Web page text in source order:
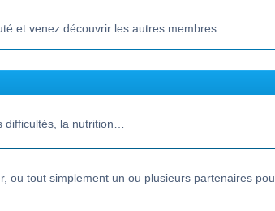
et venez découvrir les autres membres
difficultés, la nutrition…
ou tout simplement un ou plusieurs partenaires